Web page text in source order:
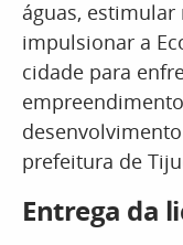
águas,
impulsionar a
cidade para
prefeitura de
Entrega da